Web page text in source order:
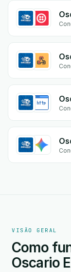
VISÃO GERAL
Como
Oscario